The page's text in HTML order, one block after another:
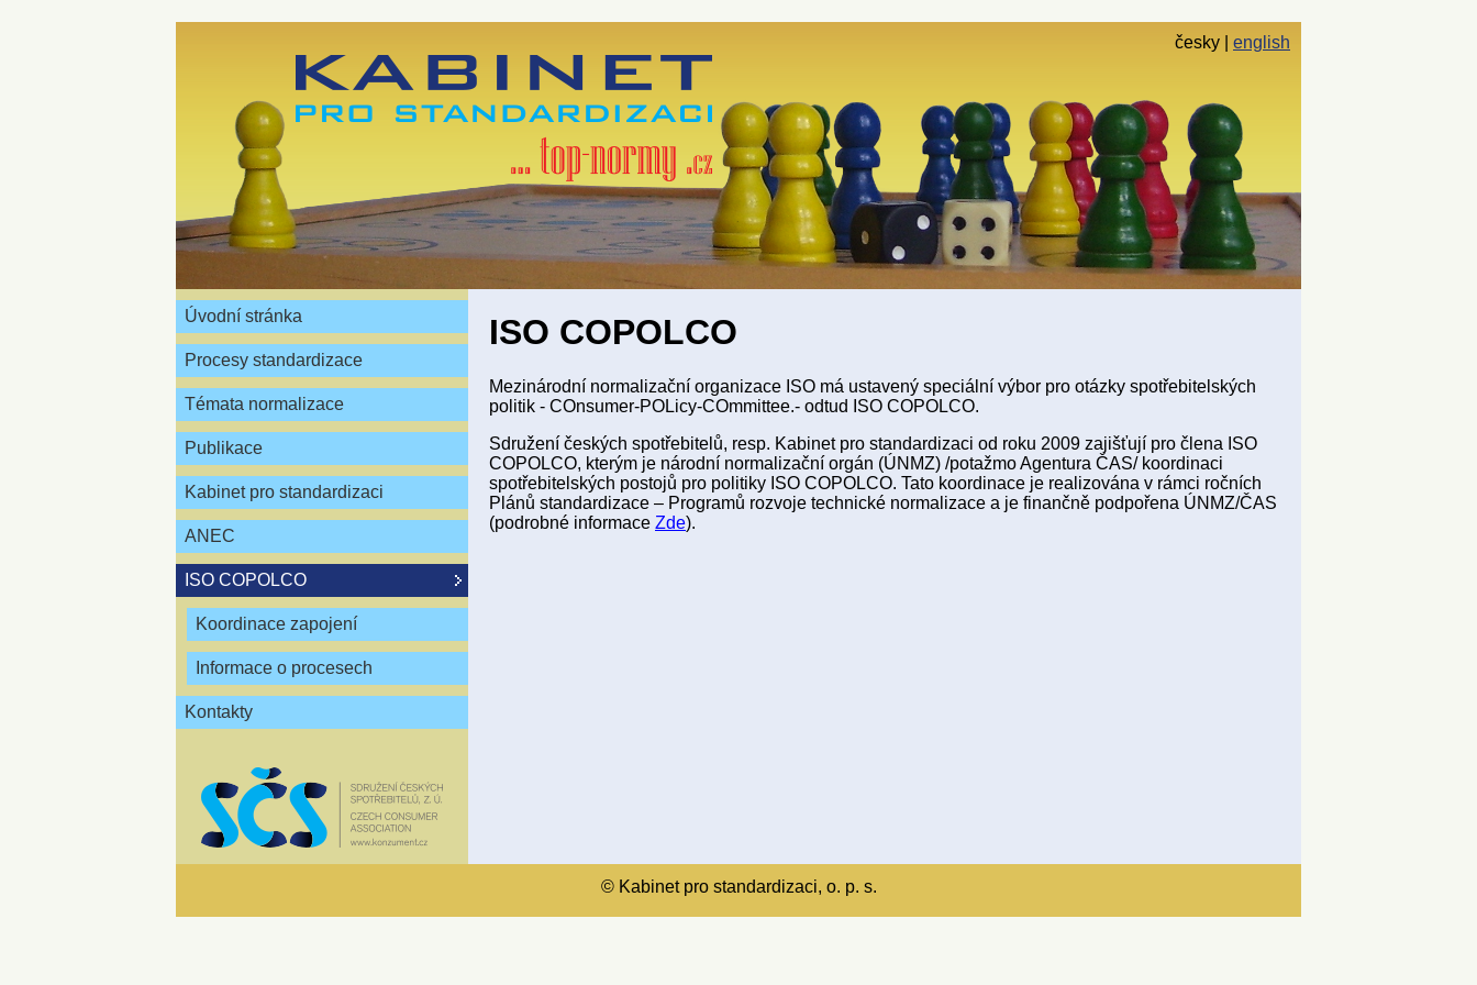
česky english
Úvodní stránka
Procesy standardizace
Témata normalizace
Publikace
Kabinet pro standardizaci
ANEC
ISO COPOLCO
Koordinace zapojení
Informace o procesech
Kontakty
ISO COPOLCO
Mezinárodní normalizační organizace ISO má ustavený speciální výbor pro otázky spotřebitelských
politik - COnsumer-POLicy-COmmittee.- odtud ISO COPOLCO.
Sdružení českých spotřebitelů, resp. Kabinet pro standardizaci od roku 2009 zajišťují pro člena ISO
COPOLCO, kterým je národní normalizační orgán (ÚNMZ) /potažmo Agentura ČAS/ koordinaci
spotřebitelských postojů pro politiky ISO COPOLCO. Tato koordinace je realizována v rámci ročních
Plánů standardizace – Programů rozvoje technické normalizace a je finančně podpořena ÚNMZ/ČAS
(podrobné informace Zde).
© Kabinet pro standardizaci, o. p. s.